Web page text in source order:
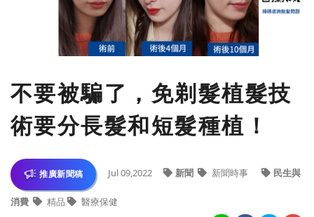
不要被騙了，免剃髮植髮技
術要分長髮和短髮種植！
推廣新聞稿 Jul 09,2022 新聞 新聞時事 民生與
消費 精品 醫療保健